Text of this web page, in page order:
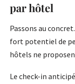
par hôtel
Passons au
fort potentiel de
hôtels ne
Le check-in